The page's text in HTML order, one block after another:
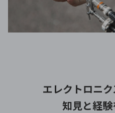
エレクトロニ
知見と経験